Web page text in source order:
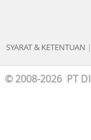
SYARAT & KETENTUAN |
© 2008-2026 PT